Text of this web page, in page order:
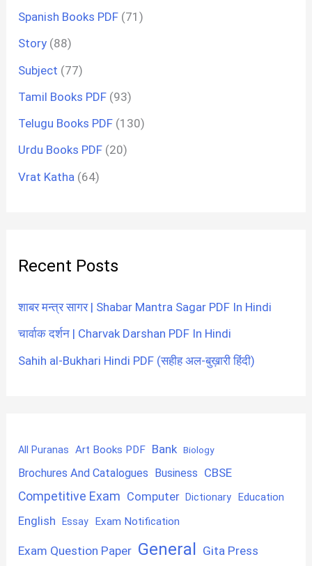
Spanish Books PDF (71)
Story (88)
Subject (77)
Tamil Books PDF (93)
Telugu Books PDF (130)
Urdu Books PDF (20)
Vrat Katha (64)
Recent Posts
शाबर मन्त्र सागर | Shabar Mantra Sagar PDF In Hindi
चार्वाक दर्शन | Charvak Darshan PDF In Hindi
Sahih al-Bukhari Hindi PDF (सहीह अल-बुख़ारी हिंदी)
All Puranas Art Books PDF Bank Biology
Brochures And Catalogues Business CBSE
Competitive Exam Computer Dictionary Education
English Essay Exam Notification
Exam Question Paper General Gita Press